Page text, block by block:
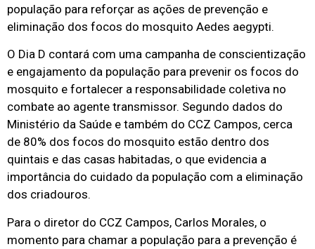
população para reforçar as ações de prevenção e
eliminação dos focos do mosquito Aedes aegypti.
O Dia D contará com uma campanha de conscientização
e engajamento da população para prevenir os focos do
mosquito e fortalecer a responsabilidade coletiva no
combate ao agente transmissor. Segundo dados do
Ministério da Saúde e também do CCZ Campos, cerca
de 80% dos focos do mosquito estão dentro dos
quintais e das casas habitadas, o que evidencia a
importância do cuidado da população com a eliminação
dos criadouros.
Para o diretor do CCZ Campos, Carlos Morales, o
momento para chamar a população para a prevenção é